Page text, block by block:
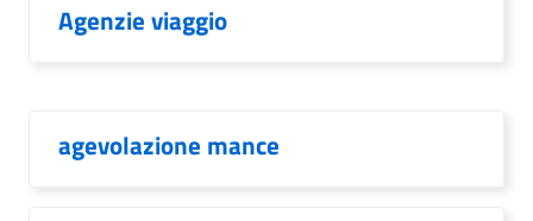
Agenzie viaggio
agevolazione mance